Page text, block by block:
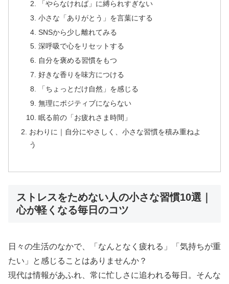
「やらなければ」に縛られすぎない
小さな「ありがとう」を言葉にする
SNSから少し離れてみる
深呼吸で心をリセットする
自分を褒める習慣をもつ
好きな香りを味方につける
「ちょっとだけ自然」を感じる
無理にポジティブにならない
眠る前の「お疲れさま時間」
おわりに｜自分にやさしく、小さな習慣を積み重ねよ
う
ストレスをためない人の小さな習慣10選｜
心が軽くなる毎日のコツ
日々の生活のなかで、「なんとなく疲れる」「気持ちが重
たい」と感じることはありませんか？
現代は情報があふれ、常に忙しさに追われる毎日。そんな